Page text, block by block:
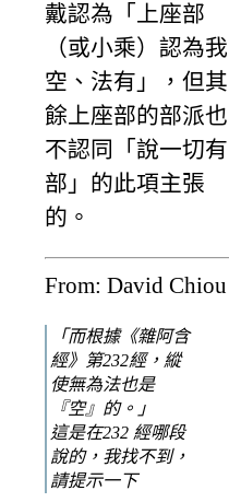
戴認為「上座部
（或小乘）認為我
空、法有」，但其
餘上座部的部派也
不認同「說一切有
部」的此項主張
的。
From: David Chiou
「而根據《雜阿含
經》第232經，縱
使無為法也是
『空』的。」
這是在232 經哪段
說的，我找不到，
請提示一下